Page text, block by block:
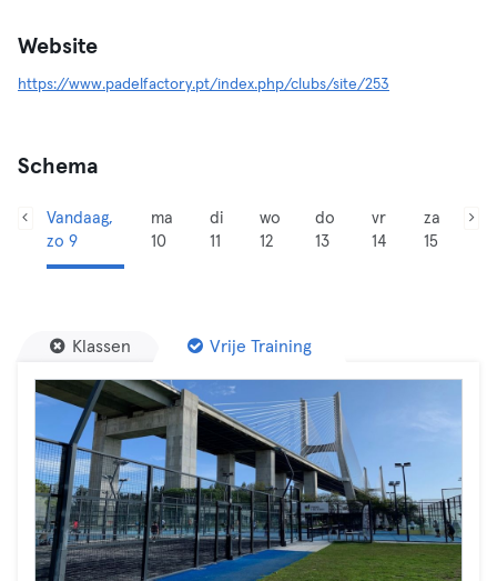
Website
https://www.padelfactory.pt/index.php/clubs/site/253
Schema
Vandaag,
zo 9
ma
10
di
11
wo
12
do
13
vr
14
za
15
Klassen Vrije Training